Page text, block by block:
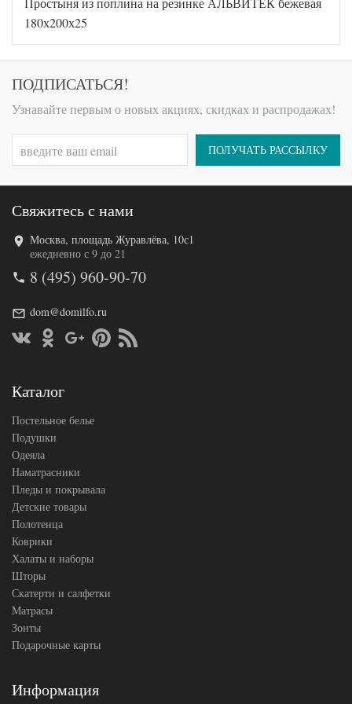
Артикул
AL460704
180х200
(на
Производитель
АльВиТек
Код товара
516-660
Артикул
8010747
Размер
простыни
180х200
резинке)
180х200х25
ПОДПИСАТЬСЯ!
Узнавайте первым о новых акциях, скидках и распродажах!
ПОЛУЧАТЬ РАССЫЛКУ
Свяжитесь с нами
Москва, площадь Журавлёва, 10с1
ежедневно с 9 до 21
8 (495) 960-90-70
dom@domilfo.ru
Каталог
Постельное белье
Подушки
Одеяла
Наматрасники
Пледы и покрывала
Детские товары
Полотенца
Коврики
Халаты и наборы
Шторы
Скатерти и салфетки
Матрасы
Зонты
Подарочные карты
Информация